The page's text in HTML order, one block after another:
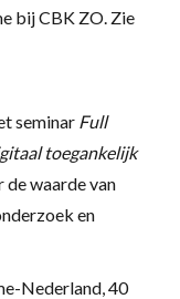
bij CBK ZO. Zie
seminar Full
toegankelijk
de waarde van
en
Nederland, 40